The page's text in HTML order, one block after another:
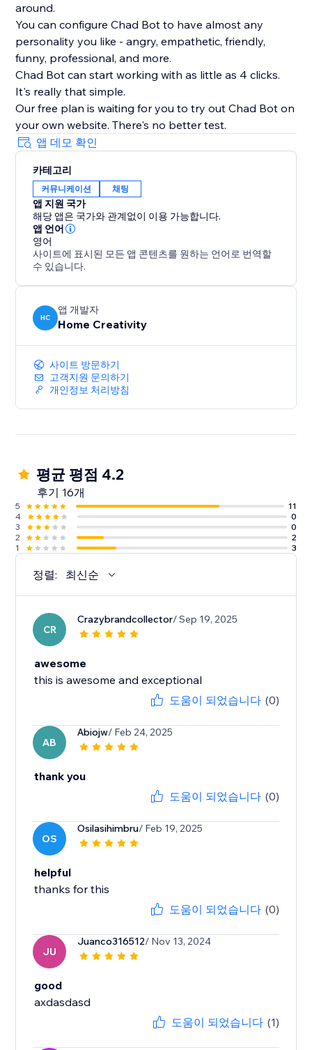
around.
You can configure Chad Bot to have almost any
personality you like - angry, empathetic, friendly,
funny, professional, and more.
Chad Bot can start working with as little as 4 clicks.
It's really that simple.
Our free plan is waiting for you to try out Chad Bot on
your own website. There's no better test.
앱 데모 확인
카테고리
커뮤니케이션 채팅
앱 지원 국가
해당 앱은 국가와 관계없이 이용 가능합니다.
앱 언어
영어
사이트에 표시된 모든 앱 콘텐츠를 원하는 언어로 번역할
수 있습니다.
HC
앱 개발자
Home Creativity
사이트 방문하기
고객지원 문의하기
개인정보 처리방침
평균 평점 4.2
후기 16개
5
11
4
0
3
0
2
2
1
3
정렬: 최신순
CR
Crazybrandcollector/ Sep 19, 2025
awesome
this is awesome and exceptional
도움이 되었습니다 (0)
AB
Abiojw/ Feb 24, 2025
thank you
도움이 되었습니다 (0)
OS
Osilasihimbru/ Feb 19, 2025
helpful
도움이 되었습니다 (0)
JU
Juanco316512/ Nov 13, 2024
good
axdasdasd
도움이 되었습니다 (1)